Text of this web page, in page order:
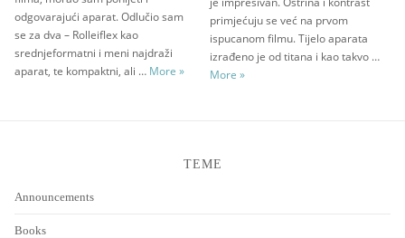
odgovarajući aparat. Odlučio sam
se za dva – Rolleiflex kao
srednjeformatni i meni najdraži
aparat, te kompaktni, ali … More Analogue in New York (1)
»
primjećuju se već na prvom
ispucanom filmu. Tijelo aparata
izrađeno je od titana i kao takvo …
More Contax T2
»
TEME
Announcements
Books